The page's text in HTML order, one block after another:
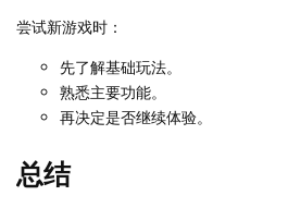
尝试新游戏时：
先了解基础玩法。
熟悉主要功能。
再决定是否继续体验。
总结